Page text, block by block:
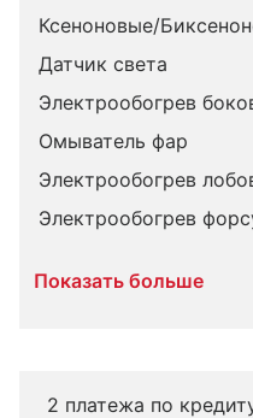
Ксеноновые/
Датчик света
Электрообогрев
Омыватель фар
Электрообогрев
Электрообогрев
Показать больше
2 платежа по